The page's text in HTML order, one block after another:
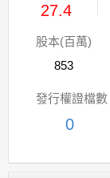
27.4
股本(百萬)
853
發行權證檔數
0